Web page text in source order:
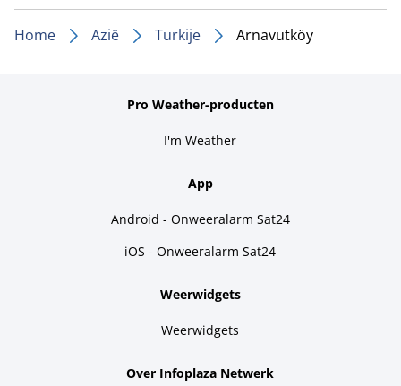
Home Azië Turkije Arnavutköy
Pro Weather-producten
I'm Weather
App
Android - Onweeralarm Sat24
iOS - Onweeralarm Sat24
Weerwidgets
Weerwidgets
Over Infoplaza Netwerk